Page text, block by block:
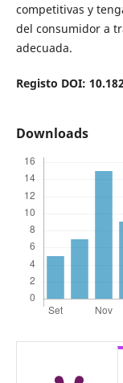
competitivas y
del consumidor a
adecuada.
Registo DOI:
Downloads